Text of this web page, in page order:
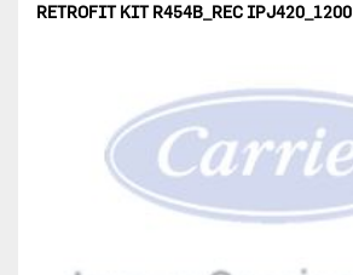
RETROFIT KIT R454B_REC IPJ420_1200